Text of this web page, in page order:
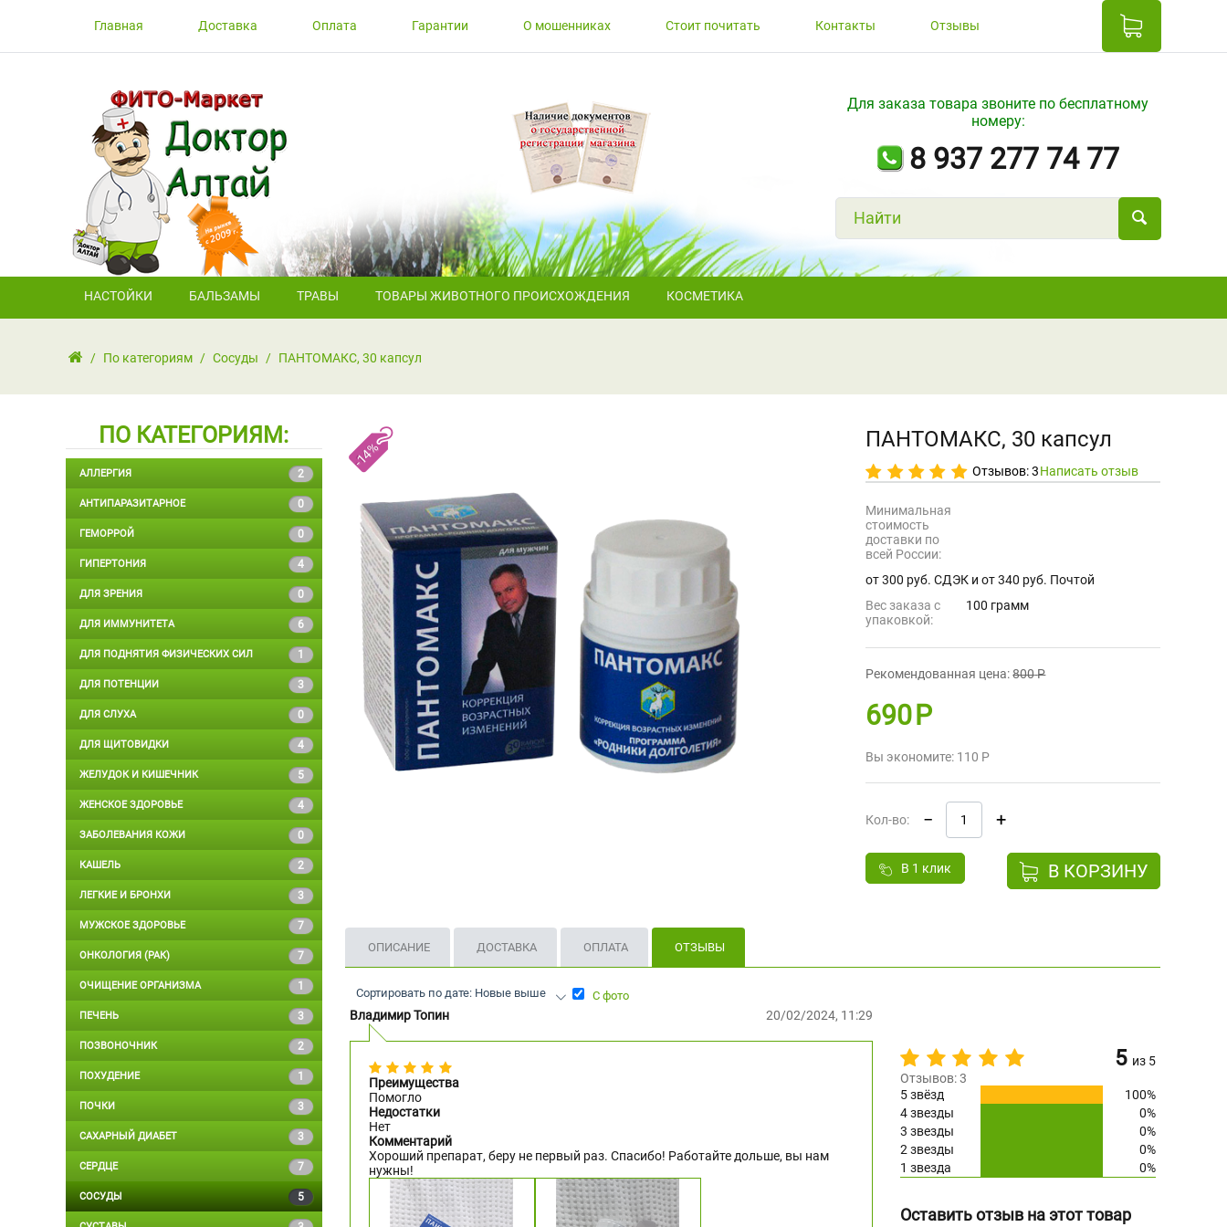
Главная Доставка Оплата Гарантии О мошенниках Стоит почитать Контакты Отзывы
Для заказа товара звоните по бесплатному
номеру:
8 937 277 74 77
Найти
НАСТОЙКИ БАЛЬЗАМЫ ТРАВЫ ТОВАРЫ ЖИВОТНОГО ПРОИСХОЖДЕНИЯ КОСМЕТИКА
/ По категориям / Сосуды / ПАНТОМАКС, 30 капсул
ПО КАТЕГОРИЯМ:
АЛЛЕРГИЯ 2
АНТИПАРАЗИТАРНОЕ 0
ГЕМОРРОЙ 0
ГИПЕРТОНИЯ 4
ДЛЯ ЗРЕНИЯ 0
ДЛЯ ИММУНИТЕТА 6
ДЛЯ ПОДНЯТИЯ ФИЗИЧЕСКИХ СИЛ 1
ДЛЯ ПОТЕНЦИИ 3
ДЛЯ СЛУХА 0
ДЛЯ ЩИТОВИДКИ 4
ЖЕЛУДОК И КИШЕЧНИК 5
ЖЕНСКОЕ ЗДОРОВЬЕ 4
ЗАБОЛЕВАНИЯ КОЖИ 0
КАШЕЛЬ 2
ЛЕГКИЕ И БРОНХИ 3
МУЖСКОЕ ЗДОРОВЬЕ 7
ОНКОЛОГИЯ (РАК) 7
ОЧИЩЕНИЕ ОРГАНИЗМА 1
ПЕЧЕНЬ 3
ПОЗВОНОЧНИК 2
ПОХУДЕНИЕ 1
ПОЧКИ 3
САХАРНЫЙ ДИАБЕТ 3
СЕРДЦЕ 7
СОСУДЫ 5
ПАНТОМАКС, 30 капсул
Отзывов: 3Написать отзыв
Минимальная
стоимость
доставки по
всей России:
от 300 руб. СДЭК и от 340 руб. Почтой
Вес заказа с
упаковкой:
100 грамм
Рекомендованная цена: 800Р
690 Р
Вы экономите: 110 Р
-14%
Кол-во: +
−
В 1 клик В КОРЗИНУ
ОПИСАНИЕ ДОСТАВКА ОПЛАТА ОТЗЫВЫ
Сортировать по дате: Новые выше С фото
Владимир Топин 20/02/2024, 11:29
Преимущества
Помогло
Недостатки
Нет
Комментарий
Хороший препарат, беру не первый раз. Спасибо! Работайте дольше, вы нам
нужны!
5 из 5
Отзывов: 3
5 звёзд
100%
4 звезды
0%
3 звезды
0%
2 звезды
0%
1 звезда
0%
Оставить отзыв на этот товар